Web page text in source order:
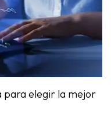
para elegir la mejor